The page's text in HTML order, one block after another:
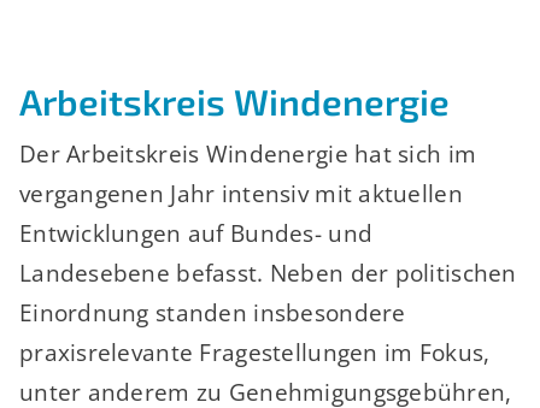
Arbeitskreis Windenergie
Der Arbeitskreis Windenergie hat sich im
vergangenen Jahr intensiv mit aktuellen
Entwicklungen auf Bundes- und
Landesebene befasst. Neben der politischen
Einordnung standen insbesondere
praxisrelevante Fragestellungen im Fokus,
unter anderem zu Genehmigungsgebühren,